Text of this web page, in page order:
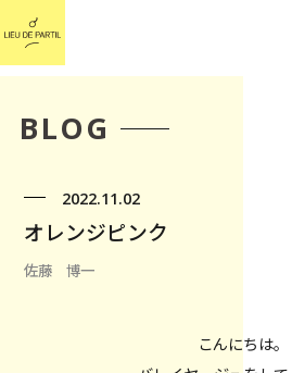
BLOG
2022.11.02
オレンジピンク
佐藤 博一
こんにちは。